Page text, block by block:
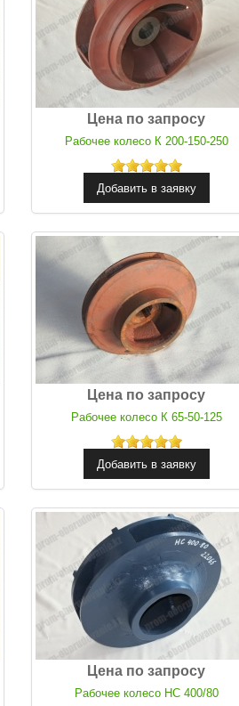
Цена по запросу
Рабочее колесо К 200-150-250
Цена по запросу
Рабочее колесо К 65-50-125
Цена по запросу
Рабочее колесо НС 400/80